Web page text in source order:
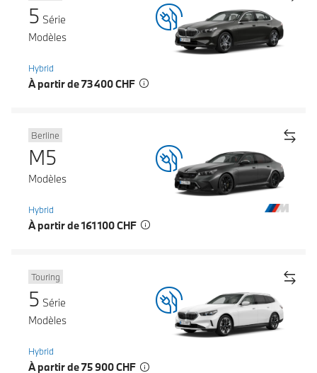
5 Série
Modèles
Hybrid
À partir de 73 400 CHF
Berline
M5
Modèles
Hybrid
À partir de 161 100 CHF
Touring
5 Série
Modèles
Hybrid
À partir de 75 900 CHF